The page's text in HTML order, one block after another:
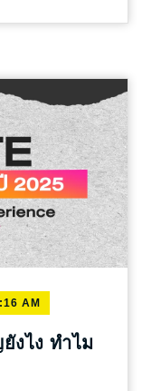
บผู้ใช้งานและ
ด้วย
กหลากหลาย
ง่ายด้วย AI
ที่ช่วยค้นหา
สนอเนื้อหาที่
ระหยัดเวลา
ารสร้าง
สร้างสรรค์
กระดับการมี
ณ์ที่น่าจดจำ
ประสิทธิภาพ
AI: AI Tools
รมีส่วนร่วม
ป็นธรรมชาติ:
ค้า/บริการ
สระในการ
คิดสร้างสรรค์
เป็นธรรมชาติ
ราะห์ผลลัพธ์
ญที่จะบอกว่า
ม่ ติดตามตัวชี้
ยอดขาย และ
ราะห์ข้อมูล:
ะอะไรที่ควร
ลที่ได้มาปรับ
หรือผู้ที่
ธ์ในรูปแบบที่
ารโฆษณาที่
นการให้ข้อมูล
บายใจ และ
รือแสดงออก
: การให้ข้อมูล
ที่สามารถเข้า
สภาพแวดล้อม
ษณะเด่นของ
จริงใจ ไม่กระ
นที่มีคุณค่า ไม่
ล็อก เนื้อหา:
โจทย์เฉพาะ
SEO, email,
AM
งไง ทำไม